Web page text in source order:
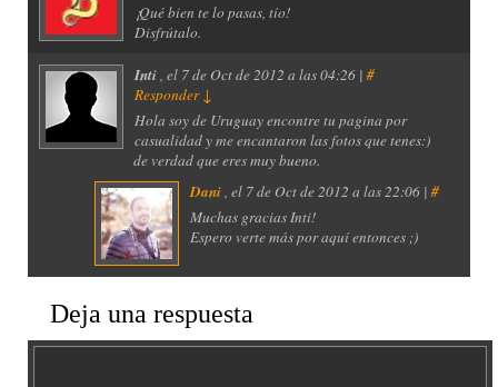
¡Qué bien te lo pasas, tío!
Disfrútalo.
Inti, el 7 de Oct de 2012 a las 04:26 |#
Responder↓
Hola soy de Uruguay encontre tu pagina por
casualidad y me encantaron las fotos que tenes:)
de verdad que eres muy bueno.
Dani, el 7 de Oct de 2012 a las 22:06 |#
Muchas gracias Inti!
Espero verte más por aquí entonces ;)
Deja una respuesta